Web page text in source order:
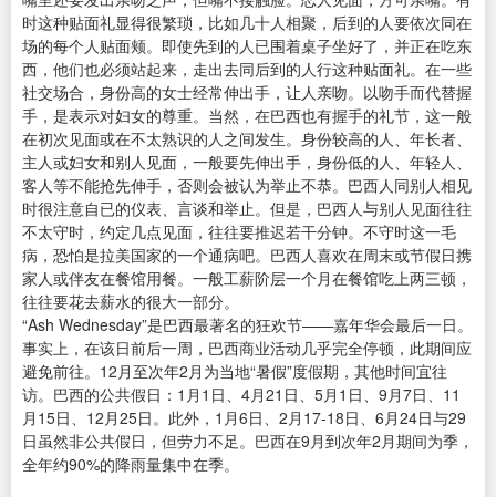
时这种贴面礼显得很繁琐，比如几十人相聚，后到的人要依次同在
场的每个人贴面颊。即使先到的人已围着桌子坐好了，并正在吃东
西，他们也必须站起来，走出去同后到的人行这种贴面礼。在一些
社交场合，身份高的女士经常伸出手，让人亲吻。以吻手而代替握
手，是表示对妇女的尊重。当然，在巴西也有握手的礼节，这一般
在初次见面或在不太熟识的人之间发生。身份较高的人、年长者、
主人或妇女和别人见面，一般要先伸出手，身份低的人、年轻人、
客人等不能抢先伸手，否则会被认为举止不恭。巴西人同别人相见
时很注意自已的仪表、言谈和举止。但是，巴西人与别人见面往往
不太守时，约定几点见面，往往要推迟若干分钟。不守时这一毛
病，恐怕是拉美国家的一个通病吧。巴西人喜欢在周末或节假日携
家人或伴友在餐馆用餐。一般工薪阶层一个月在餐馆吃上两三顿，
往往要花去薪水的很大一部分。
“Ash Wednesday”是巴西最著名的狂欢节——嘉年华会最后一日。
事实上，在该日前后一周，巴西商业活动几乎完全停顿，此期间应
避免前往。12月至次年2月为当地“暑假”度假期，其他时间宜往
访。巴西的公共假日：1月1日、4月21日、5月1日、9月7日、11
月15日、12月25日。此外，1月6日、2月17-18日、6月24日与29
日虽然非公共假日，但劳力不足。巴西在9月到次年2月期间为季，
全年约90%的降雨量集中在季。